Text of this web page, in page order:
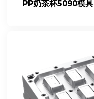
PP奶茶杯5090模具